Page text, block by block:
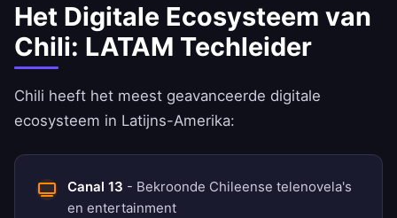
Het Digitale Ecosysteem van
Chili: LATAM Techleider
Chili heeft het meest geavanceerde digitale
ecosysteem in Latijns-Amerika:
Canal 13 - Bekroonde Chileense telenovela's
en entertainment